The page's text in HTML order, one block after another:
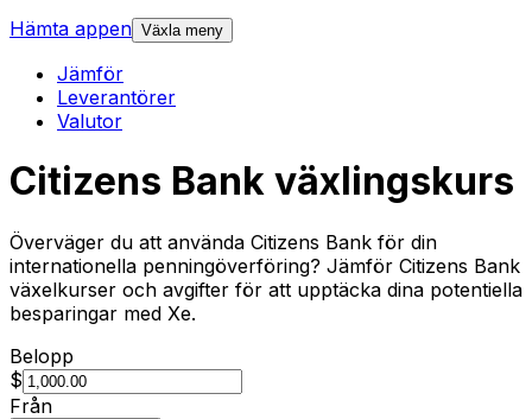
Hämta appen Växla meny
Jämför
Leverantörer
Valutor
Citizens Bank växlingskurs
Överväger du att använda Citizens Bank för din
internationella penningöverföring? Jämför Citizens Bank
växelkurser och avgifter för att upptäcka dina potentiella
besparingar med Xe.
Belopp
$
Från